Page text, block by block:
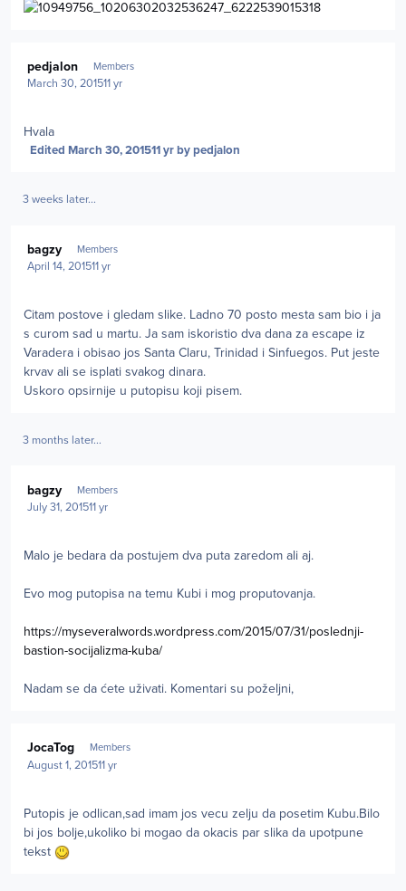
pedjalon Members
March 30, 201511 yr
Hvala
Edited March 30, 201511 yrby pedjalon
3 weeks later...
bagzy Members
April 14, 201511 yr
Citam postove i gledam slike. Ladno 70 posto mesta sam bio i ja
s curom sad u martu. Ja sam iskoristio dva dana za escape iz
Varadera i obisao jos Santa Claru, Trinidad i Sinfuegos. Put jeste
krvav ali se isplati svakog dinara.
Uskoro opsirnije u putopisu koji pisem.
3 months later...
bagzy Members
July 31, 201511 yr
Malo je bedara da postujem dva puta zaredom ali aj.
Evo mog putopisa na temu Kubi i mog proputovanja.
https://myseveralwords.wordpress.com/2015/07/31/poslednji-
bastion-socijalizma-kuba/
Nadam se da ćete uživati. Komentari su poželjni,
JocaTog Members
August 1, 201511 yr
Putopis je odlican,sad imam jos vecu zelju da posetim Kubu.Bilo
bi jos bolje,ukoliko bi mogao da okacis par slika da upotpune
tekst